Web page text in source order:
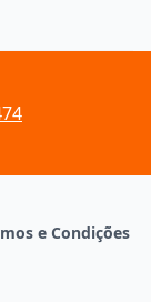
e Condições